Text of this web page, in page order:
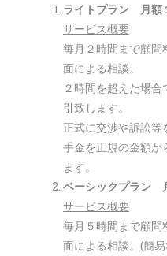
ライトプラン 月額
サービス概要
毎月２時間まで顧問
面による相談。
２時間を超えた場
引致します。
正式に交渉や訴訟
手金を正規の金額か
ます。
ベーシックプラン
サービス概要
毎月５時間まで顧問
面による相談。(簡